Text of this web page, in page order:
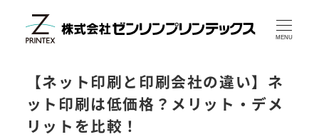
MENU
【ネット印刷と印刷会社の違い】ネ
ット印刷は低価格？メリット・デメ
リットを比較！